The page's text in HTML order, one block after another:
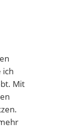
ich
Mit